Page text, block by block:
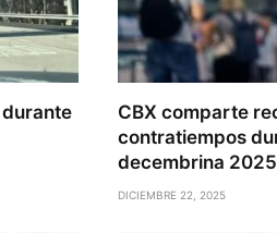
CBX comparte
contratiempos
decembrina 2025
DICIEMBRE 22, 2025